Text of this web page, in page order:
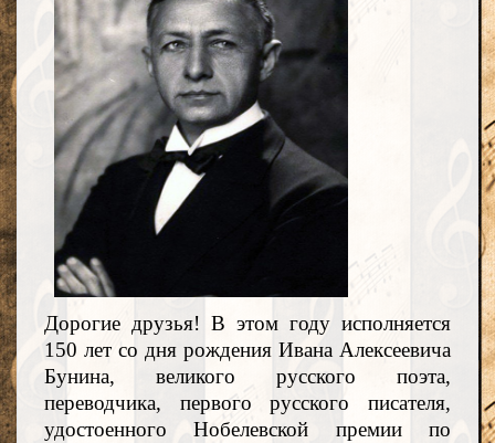
Дорогие друзья! В этом году исполняется
150 лет со дня рождения Ивана Алексеевича
Бунина, великого русского поэта,
переводчика, первого русского писателя,
удостоенного Нобелевской премии по